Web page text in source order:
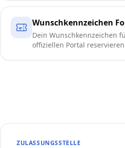
Wunschkennzeichen
Dein Wunschkennzeichen
offiziellen Portal
ZULASSUNGSSTELLE